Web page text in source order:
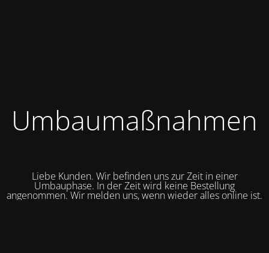
Umbaumaßnahmen
Liebe Kunden. Wir befinden uns zur Zeit in einer
Umbauphase. In der Zeit wird keine Bestellung
angenommen. Wir melden uns, wenn wieder alles online ist.